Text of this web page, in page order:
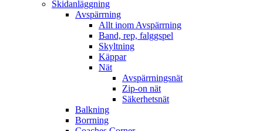
Skidanläggning
Avspärrning
Allt inom Avspärrning
Band, rep, falggspel
Skyltning
Käppar
Nät
Avspärrningsnät
Zip-on nät
Säkerhetsnät
Balkning
Borrning